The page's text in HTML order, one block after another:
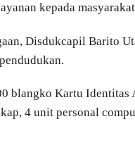
kepada
Disdukcapil Barito
blangko Kartu
4 unit personal